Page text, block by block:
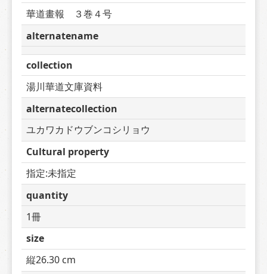
華道畫報　３巻４号
alternatename
collection
湯川華道文庫資料
alternatecollection
ユカワカドウブンコシリョウ
Cultural property
指定:未指定
quantity
1冊
size
縦26.30 cm